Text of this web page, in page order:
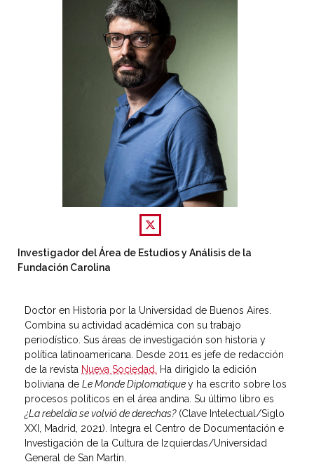
Investigador del Área de Estudios y Análisis de la
Fundación Carolina
Doctor en Historia por la Universidad de Buenos Aires.
Combina su actividad académica con su trabajo
periodístico. Sus áreas de investigación son historia y
política latinoamericana. Desde 2011 es jefe de redacción
de la revista Nueva Sociedad.
Ha dirigido la edición
boliviana de Le Monde Diplomatiquey ha escrito sobre los
procesos políticos en el área andina. Su último libro es
¿La rebeldía se volvió de derechas?(Clave Intelectual/Siglo
XXI, Madrid, 2021). Integra el Centro de Documentación e
Investigación de la Cultura de Izquierdas/Universidad
General de San Martín.